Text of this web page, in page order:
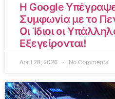
Η Google
Συμφωνία με το
Οι Ίδιοι οι
Εξεγείρονται!
April 28, 2026 No Comments